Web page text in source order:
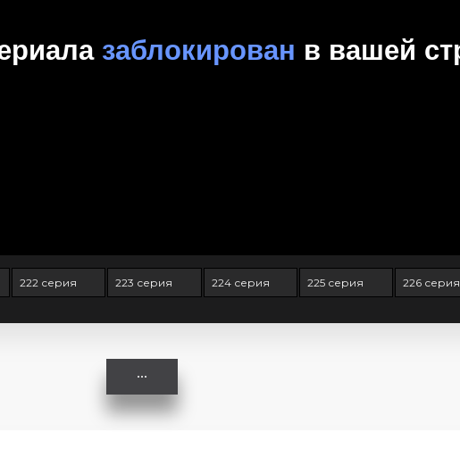
222 серия 223 серия 224 серия 225 серия 226 серия